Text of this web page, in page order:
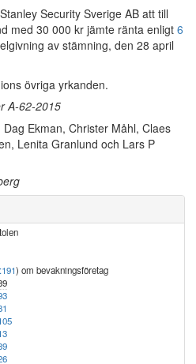
Security Sverige AB att till
med 30 000 kr jämte ränta enligt 6
av stämning, den 28 april
övriga yrkanden.
A-62-2015
Ekman, Christer Måhl, Claes
Lenita Granlund och Lars P
) om bevakningsföretag